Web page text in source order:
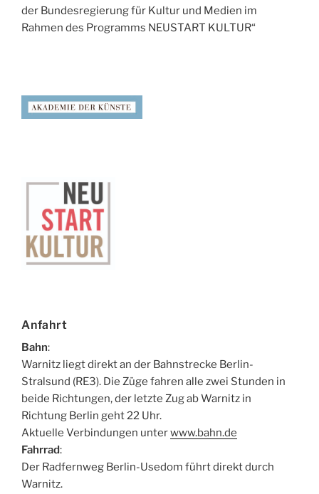
der Bundesregierung für Kultur und Medien im
Rahmen des Programms NEUSTART KULTUR“
Anfahrt
Bahn:
Warnitz liegt direkt an der Bahnstrecke Berlin-
Stralsund (RE3). Die Züge fahren alle zwei Stunden in
beide Richtungen, der letzte Zug ab Warnitz in
Richtung Berlin geht 22 Uhr.
Aktuelle Verbindungen unterwww.bahn.de
Fahrrad:
Der Radfernweg Berlin-Usedom führt direkt durch
Warnitz.